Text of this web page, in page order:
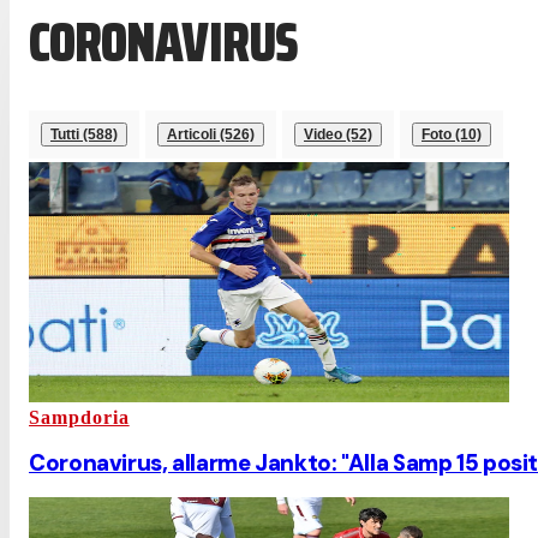
CORONAVIRUS
Tutti (588) Articoli (526) Video (52) Foto (10)
Sampdoria
Coronavirus, allarme Jankto: "Alla Samp 15